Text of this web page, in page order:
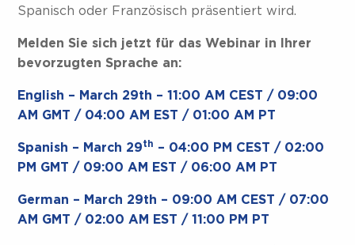
Spanisch oder Französisch präsentiert wird.
Melden Sie sich jetzt für das Webinar in Ihrer
bevorzugten Sprache an:
English – March 29th – 11:00 AM CEST / 09:00
AM GMT / 04:00 AM EST / 01:00 AM PT
Spanish – March 29th – 04:00 PM CEST / 02:00
PM GMT / 09:00 AM EST / 06:00 AM PT
German – March 29th – 09:00 AM CEST / 07:00
AM GMT / 02:00 AM EST / 11:00 PM PT